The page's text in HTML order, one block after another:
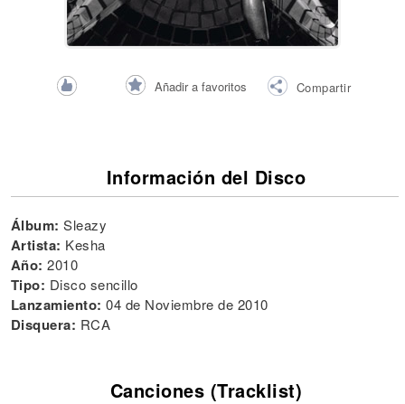
Añadir a favoritos Compartir
Información del Disco
Álbum: Sleazy
Artista: Kesha
Año: 2010
Tipo: Disco sencillo
Lanzamiento: 04 de Noviembre de 2010
Disquera: RCA
Canciones (Tracklist)